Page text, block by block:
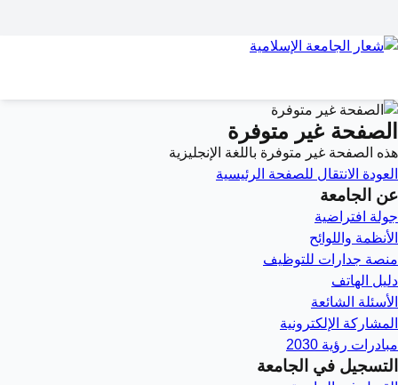
الصفحة غير متوفرة
هذه الصفحة غير متوفرة باللغة الإنجليزية
العودة الانتقال للصفحة الرئيسية
عن الجامعة
جولة افتراضية
الأنظمة واللوائح
منصة جدارات للتوظيف
دليل الهاتف
الأسئلة الشائعة
المشاركة الإلكترونية
مبادرات رؤية 2030
التسجيل في الجامعة